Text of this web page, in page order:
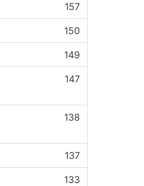
157
150
149
147
138
137
133